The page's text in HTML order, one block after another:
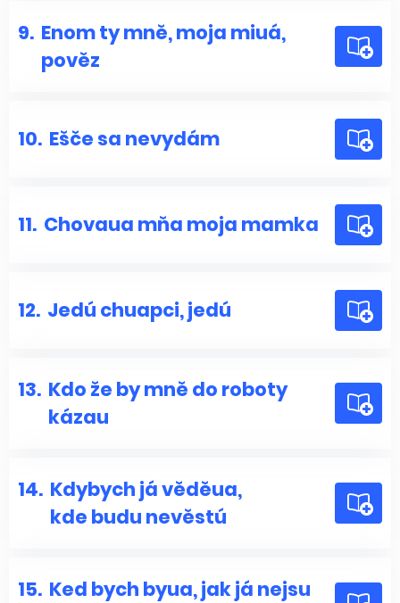
9. Enom ty mně, moja miuá,
pověz
10. Ešče sa nevydám
11. Chovaua mňa moja mamka
12. Jedú chuapci, jedú
13. Kdo že by mně do roboty
kázau
14. Kdybych já věděua,
kde budu nevěstú
15. Ked bych byua, jak já nejsu